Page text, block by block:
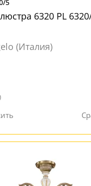
5
6320 PL
(Италия)